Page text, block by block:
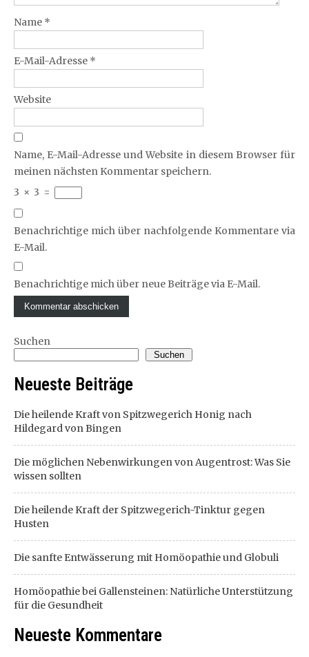
Name *
E-Mail-Adresse *
Website
Name, E-Mail-Adresse und Website in diesem Browser für
meinen nächsten Kommentar speichern.
3 × 3 =
Benachrichtige mich über nachfolgende Kommentare via
E-Mail.
Benachrichtige mich über neue Beiträge via E-Mail.
Suchen
Suchen
Neueste Beiträge
Die heilende Kraft von Spitzwegerich Honig nach
Hildegard von Bingen
Die möglichen Nebenwirkungen von Augentrost: Was Sie
wissen sollten
Die heilende Kraft der Spitzwegerich-Tinktur gegen
Husten
Die sanfte Entwässerung mit Homöopathie und Globuli
Homöopathie bei Gallensteinen: Natürliche Unterstützung
für die Gesundheit
Neueste Kommentare